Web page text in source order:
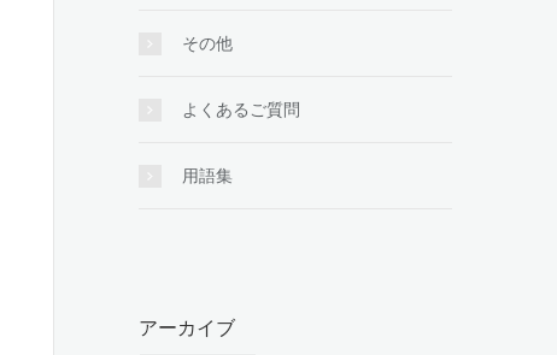
その他
よくあるご質問
用語集
アーカイブ